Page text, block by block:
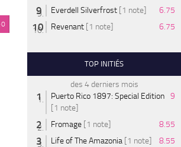
0
Everdell Silverfrost [1 note]
6.75
Revenant [1 note] 6.75
TOP INITIÉS
des 4 derniers mois
Puerto Rico 1897: Special Edition
[1 note]
9
Fromage [1 note]
8.55
Life of The Amazonia [1 note]
8.55